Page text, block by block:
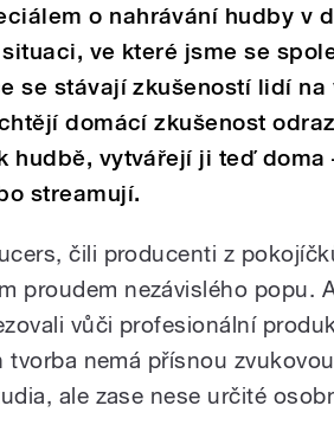
o nahrávání hudby v
ve které jsme se
se stávají zkušeností lidí na
domácí zkušenost
hudbě, vytvářejí ji teď doma
streamují.
čili producenti z
proudem nezávislého popu.
vůči profesionální
tvorba nemá přísnou
ale zase nese určité